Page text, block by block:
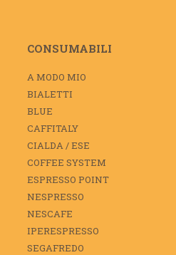
CONSUMABILI
A MODO MIO
BIALETTI
BLUE
CAFFITALY
CIALDA / ESE
COFFEE SYSTEM
ESPRESSO POINT
NESPRESSO
NESCAFE
IPERESPRESSO
SEGAFREDO